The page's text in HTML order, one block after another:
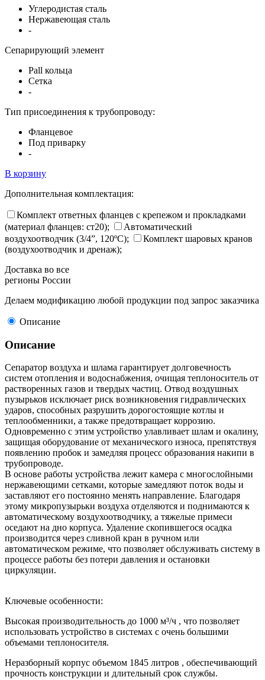
Углеродистая сталь
Нержавеющая сталь
-
Сепарирующий элемент
Pall кольца
Сетка
-
Тип присоединения к трубопроводу:
Фланцевое
Под приварку
-
В корзину
Дополнительная комплектация:
Комплект ответных фланцев с крепежом и прокладками
(материал фланцев: ст20);
Автоматический
воздухоотводчик (3/4”, 120ºC);
Комплект шаровых кранов
(воздухоотводчик и дренаж);
Доставка во все
регионы России
Делаем модификацию любой продукции под запрос заказчика
Описание
Описание
Сепаратор воздуха и шлама гарантирует долговечность
систем отопления и водоснабжения, очищая теплоноситель от
растворенных газов и твердых частиц. Отвод воздушных
пузырьков исключает риск возникновения гидравлических
ударов, способных разрушить дорогостоящие котлы и
теплообменники, а также предотвращает коррозию.
Одновременно с этим устройство улавливает шлам и окалину,
защищая оборудование от механического износа, препятствуя
появлению пробок и замедляя процесс образования накипи в
трубопроводе.
В основе работы устройства лежит камера с многослойными
нержавеющими сетками, которые замедляют поток воды и
заставляют его постоянно менять направление. Благодаря
этому микропузырьки воздуха отделяются и поднимаются к
автоматическому воздухоотводчику, а тяжелые примеси
оседают на дно корпуса. Удаление скопившегося осадка
производится через сливной кран в ручном или
автоматическом режиме, что позволяет обслуживать систему в
процессе работы без потери давления и остановки
циркуляции.
Ключевые особенности:
Высокая производительность до 1000 м³/ч , что позволяет
использовать устройство в системах с очень большими
объемами теплоносителя.
Неразборный корпус объемом 1845 литров , обеспечивающий
прочность конструкции и длительный срок службы.